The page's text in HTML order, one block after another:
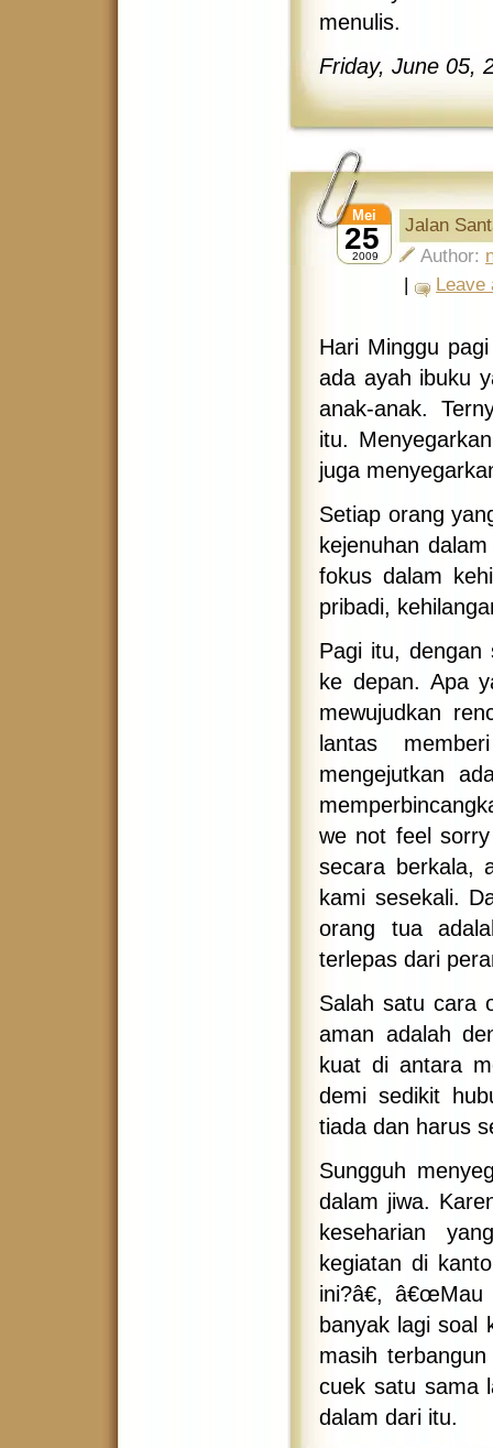
menulis.
Friday, June 05,
25
Mei
2009
Jalan
Author:
|
Leave
Hari Minggu
ada ayah ibuku
anak-anak.
itu.
juga
Setiap orang
kejenuhan
fokus dalam
pribadi,
Pagi itu, dengan
ke depan. Apa
mewujudkan
lantas
mengejutkan
we not feel
secara berkala,
kami sesekali.
orang tua
terlepas dari
Salah satu cara
aman adalah
kuat di antara
demi sedikit
tiada dan harus
Sungguh
dalam jiwa.
keseharian
kegiatan di
ini?â€,
banyak lagi soal
masih
cuek satu sama
dalam dari itu.